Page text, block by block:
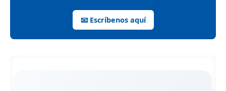
📧 Escríbenos aquí